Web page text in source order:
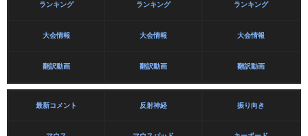
ランキング ランキング ランキング
大会情報 大会情報 大会情報
翻訳動画 翻訳動画 翻訳動画
最新コメント 反射神経 振り向き